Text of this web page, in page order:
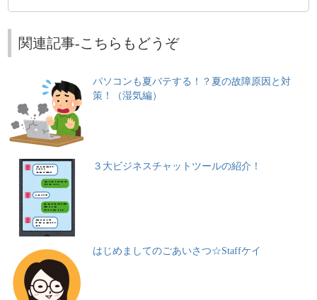
関連記事-こちらもどうぞ
パソコンも夏バテする！？夏の故障原因と対
策！（湿気編）
３大ビジネスチャットツールの紹介！
はじめましてのごあいさつ☆Staffケイ